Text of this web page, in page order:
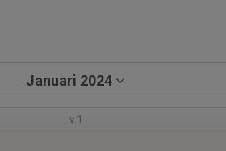
Januari 2024
v.1